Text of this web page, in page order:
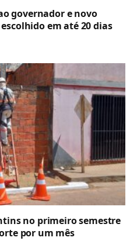
governador e novo
em até 20 dias
no primeiro semestre
por um mês